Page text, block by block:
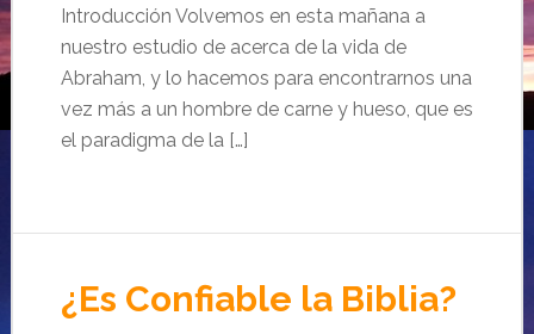
Introducción Volvemos en esta mañana a
nuestro estudio de acerca de la vida de
Abraham, y lo hacemos para encontrarnos una
vez más a un hombre de carne y hueso, que es
el paradigma de la […]
¿Es Confiable la Biblia?